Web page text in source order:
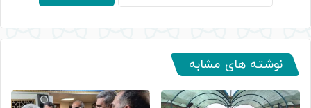
نوشته های مشابه